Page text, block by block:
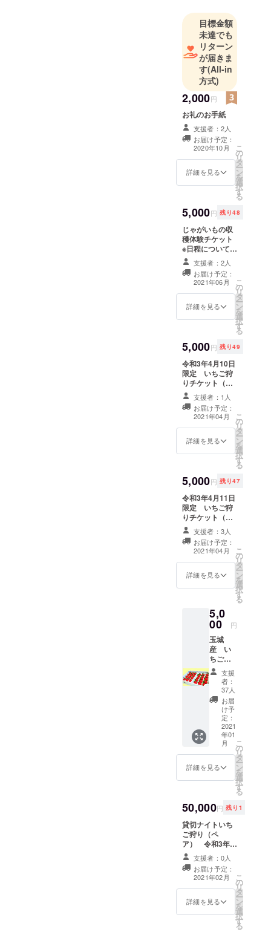
いただける
農園です。
目標金額
未達でも
リターン
が届きま
す(All-in
方式)
2,000円
お礼のお手紙
支援者：2人
お届け予定：
2020年10月
詳細を見る
こ
の
リ
タ
ー
ン
を
選
択
す
る
5,000円 残り48
じゃがいもの収
穫体験チケット
※日程については
後日ご連絡しま
す（来年6月頃収
穫予定）。 ジャ
ガイモの収穫体
験ができます。
１区画あたり約
い合わせの上ご
参加いただけま
すと、より楽し
んでいただけま
す。令和３年６
月中のいずれか
の土日に開催予
定です。日程な
どの詳細はおっ
ただきます。
支援者：2人
お届け予定：
2021年06月
詳細を見る
こ
の
リ
タ
ー
ン
を
選
択
す
る
5,000円 残り49
令和3年4月10日
限定 いちご狩
りチケット（ペ
ア） 時間無制
限・食べ放題で
楽しんでいただ
けるいちご狩り
チケットです。
園内への飲食物
ご準備しており
ますので、お弁
当などをご持参
いただきますと
一日楽しんでい
ただけます。 ※
日付指定がござ
います。ご注意
ください。
支援者：1人
お届け予定：
2021年04月
詳細を見る
こ
の
リ
タ
ー
ン
を
選
択
す
る
5,000円 残り47
令和3年4月11日
限定 いちご狩
りチケット（ペ
ア） 時間無制
限・食べ放題で
楽しんでいただ
けるいちご狩り
チケットです。
園内への飲食物
ご準備しており
ますので、お弁
当などをご持参
いただきますと
一日楽しんでい
ただけます。 ※
日付指定がござ
います。ご注意
支援者：3人
お届け予定：
2021年04月
詳細を見る
こ
の
リ
タ
ー
ン
を
選
択
す
る
5,0
00 円
玉城
産 い
ちご２
パック
（令和
３年1月
中旬よ
り順次
発送し
ます）
自家
製のい
ちごを
専用の
ゆりか
ごパッ
包し配
送（送
料込）
いたし
ます。
や食味
を考慮
し、発
送時に
適した
支援
者：
37人
お届
け予
定：
2021
年01
月
詳細を見る
こ
の
リ
タ
ー
ン
を
選
択
す
る
50,000円 残り1
貸切ナイトいち
ご狩り（ペ
ア） 令和3年2
月12日 18：00
～18：50 1組
限定 営業終了
後、貴方様だけ
のためにいちご
ハウスを貸切で
支援者：0人
お届け予定：
2021年02月
詳細を見る
こ
の
リ
タ
ー
ン
を
選
択
す
る